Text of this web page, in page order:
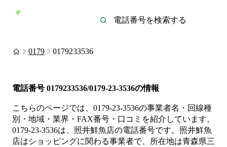
0179 0179233536
電話番号 0179233536/0179-23-3536の情報
こちらのページでは、 0179-23-3536の事業者名・回線種
別・地域・業界・FAX番号・口コミを紹介しています。
0179-23-3536は、 照井鮮魚店の電話番号です。 照井鮮魚
店はショッピングに関わる事業者で、所在地は青森県三